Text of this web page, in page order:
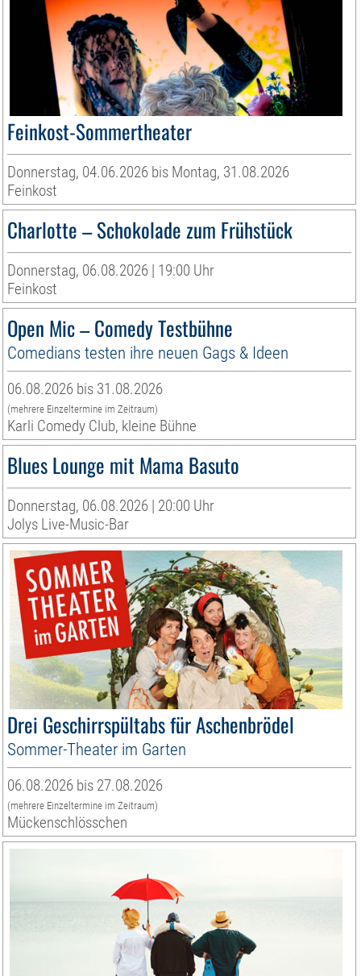
Feinkost-Sommertheater
Donnerstag, 04.06.2026 bis Montag, 31.08.2026
Feinkost
Charlotte – Schokolade zum Frühstück
Donnerstag, 06.08.2026 | 19:00 Uhr
Feinkost
Open Mic – Comedy Testbühne
Comedians testen ihre neuen Gags & Ideen
06.08.2026 bis 31.08.2026
(mehrere Einzeltermine im Zeitraum)
Karli Comedy Club, kleine Bühne
Blues Lounge mit Mama Basuto
Donnerstag, 06.08.2026 | 20:00 Uhr
Jolys Live-Music-Bar
Drei Geschirrspültabs für Aschenbrödel
Sommer-Theater im Garten
06.08.2026 bis 27.08.2026
(mehrere Einzeltermine im Zeitraum)
Mückenschlösschen